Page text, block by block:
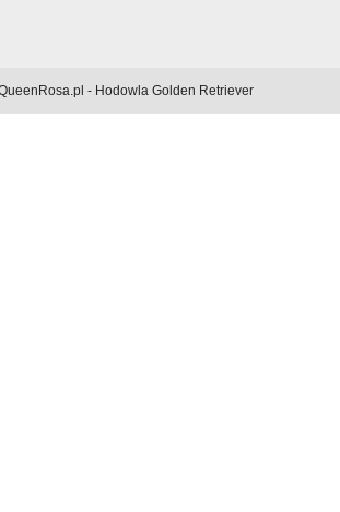
- Hodowla Golden Retriever